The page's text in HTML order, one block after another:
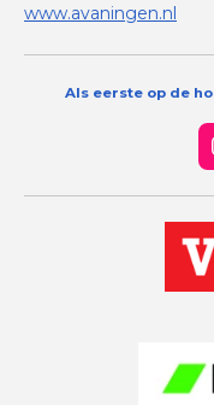
www.avaningen.nl
Als eerste op de